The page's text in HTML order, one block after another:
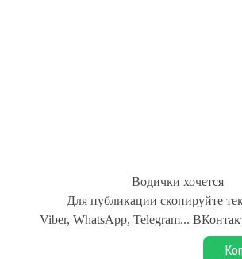
Водички хочется
Для публикации скопируйте
Viber, WhatsApp, Telegram...